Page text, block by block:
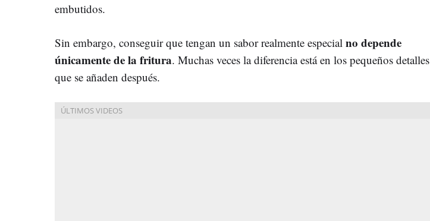
embutidos.
Sin embargo, conseguir que tengan un sabor realmente especial no depende
únicamente de la fritura. Muchas veces la diferencia está en los pequeños detalles
que se añaden después.